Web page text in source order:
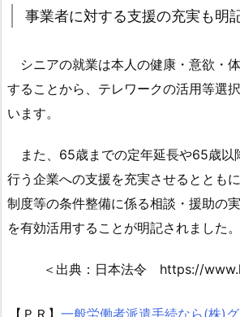
標
業
者
対
す
る
支
の
実
事業者に対する支援の充実も明
シニアの就業は本人の健康・意欲・
することから、テレワークの活用等選
います。
また、65歳までの定年延長や65歳以
行う企業への支援を充実させるととも
制度等の条件整備に係る相談・援助の
を有効活用することが明記されました。
＜出典：日本法令 https://
【ＰＲ】 一般労働者派遣手続なら(株)